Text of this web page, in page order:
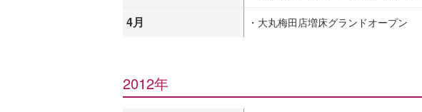
4月 ・大丸梅田店増床グランドオープン
2012年